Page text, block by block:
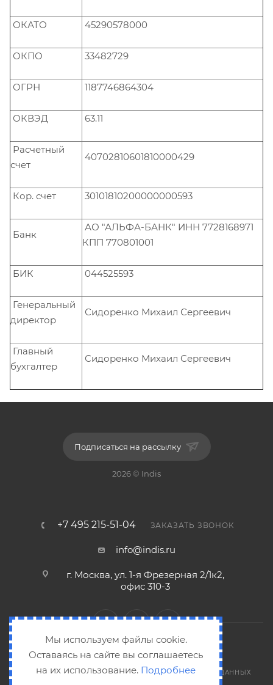
ОКАТО 45290578000
ОКПО 33482729
ОГРН 1187746864304
ОКВЭД 63.11
Расчетный
счет
40702810601810000429
Кор. счет 30101810200000000593
Банк
АО "АЛЬФА-БАНК" ИНН 7728168971
КПП 770801001
БИК 044525593
Генеральный
директор
Сидоренко Михаил Сергеевич
Главный
бухгалтер
Сидоренко Михаил Сергеевич
Подписаться на рассылку
2026 © Indis
+7 495 215-51-04 ЗАКАЗАТЬ ЗВОНОК
info@indis.ru
г. Москва, ул. 1-я Фрезерная 2/1к2,
офис 310-3
СОГЛАШЕНИЕ НА ОБРАБОТКУ ПЕРСОНАЛЬНЫХ ДАННЫХ
Мы используем файлы cookie.
Оставаясь на сайте вы соглашаетесь
на их использование. Подробнее